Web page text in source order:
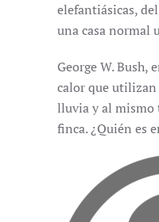
elefantiásicas,
una casa normal
George W. Bush,
calor que utilizan
lluvia y al mismo
finca. ¿Quién es